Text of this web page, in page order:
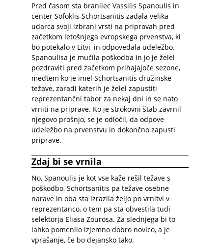
Pred časom sta branilec Vassilis Spanoulis in
center Sofoklis Schortsanitis zadala velika
udarca svoji izbrani vrsti na pripravah pred
začetkom letošnjega evropskega prvenstva, ki
bo potekalo v Litvi, in odpovedala udeležbo.
Spanoulisa je mučila poškodba in jo je želel
pozdraviti pred začetkom prihajajoče sezone,
medtem ko je imel Schortsanitis družinske
težave, zaradi katerih je želel zapustiti
reprezentančni tabor za nekaj dni in se nato
vrniti na priprave. Ko je strokovni štab zavrnil
njegovo prošnjo, se je odločil, da odpove
udeležbo na prvenstvu in dokončno zapusti
priprave.
Zdaj bi se vrnila
No, Spanoulis je kot vse kaže rešil težave s
poškodbo, Schortsanitis pa težave osebne
narave in oba sta izrazila željo po vrnitvi v
reprezentanco, o tem pa sta obvestila tudi
selektorja Eliasa Zourosa. Za slednjega bi to
lahko pomenilo izjemno dobro novico, a je
vprašanje, če bo dejansko tako.